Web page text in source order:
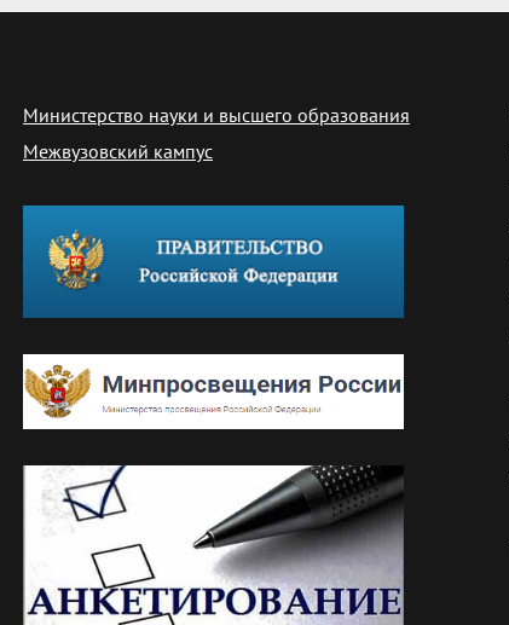
Министерство науки и высшего образования
Межвузовский кампус